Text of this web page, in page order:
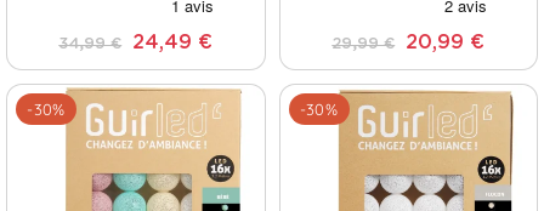
34,99 € 24,49 € 29,99 € 20,99 €
-30% -30%